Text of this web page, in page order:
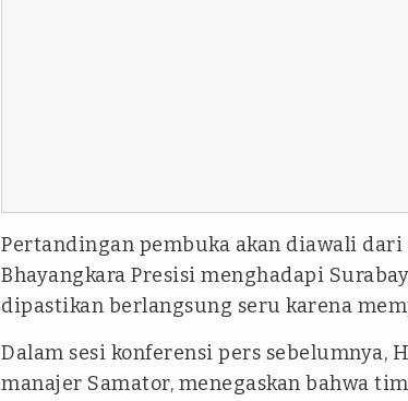
Pertandingan pembuka akan diawali
Bhayangkara Presisi menghadapi
dipastikan berlangsung seru karena
Dalam sesi konferensi pers sebelumnya,
manajer Samator, menegaskan bahwa